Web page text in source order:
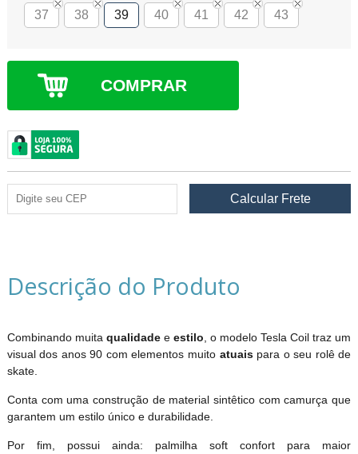
37
38 39 40 41 42 43
COMPRAR
Descrição do Produto
Combinando muita qualidade e estilo , o modelo Tesla Coil traz um
visual dos anos 90 com elementos muito atuais para o seu rolê de
skate.
Conta com uma construção de material sintêtico com camurça que
garantem um estilo único e durabilidade.
Por fim, possui ainda: palmilha soft confort para maior